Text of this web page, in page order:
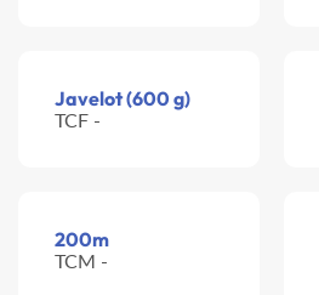
Javelot (600 g)
TCF -
200m
TCM -